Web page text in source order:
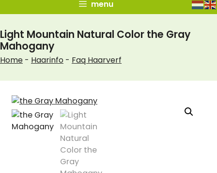
menu
Light Mountain Natural Color the Gray
Mahogany
Home - Haarinfo - Faq Haarverf